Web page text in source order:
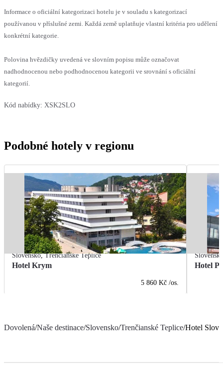
Informace o oficiální kategorizaci hotelu je v souladu s kategorizací
používanou v příslušné zemi. Každá země uplatňuje vlastní kritéria pro udělení
konkrétní kategorie.
Polovina hvězdičky uvedená ve slovním popisu může označovat
nadhodnocenou nebo podhodnocenou kategorii ve srovnání s oficiální
kategorií.
Kód nabídky: XSK2SLO
Podobné hotely v regionu
Slovensko,Trenčianské Teplice
Hotel Krym
5 860 Kč /os.
Hotel
Dovolená/Naše destinace/Slovensko/Trenčianské Teplice/Hotel